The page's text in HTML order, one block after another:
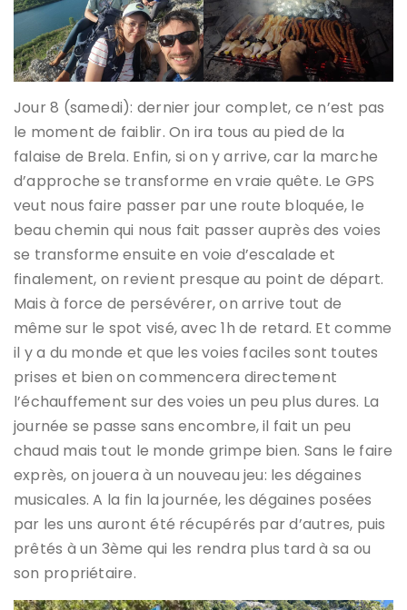
Jour 8 (samedi): dernier jour complet, ce n’est pas
le moment de faiblir. On ira tous au pied de la
falaise de Brela. Enfin, si on y arrive, car la marche
d’approche se transforme en vraie quête. Le GPS
veut nous faire passer par une route bloquée, le
beau chemin qui nous fait passer auprès des voies
se transforme ensuite en voie d’escalade et
finalement, on revient presque au point de départ.
Mais à force de persévérer, on arrive tout de
même sur le spot visé, avec 1h de retard. Et comme
il y a du monde et que les voies faciles sont toutes
prises et bien on commencera directement
l’échauffement sur des voies un peu plus dures. La
journée se passe sans encombre, il fait un peu
chaud mais tout le monde grimpe bien. Sans le faire
exprès, on jouera à un nouveau jeu: les dégaines
musicales. A la fin la journée, les dégaines posées
par les uns auront été récupérés par d’autres, puis
prêtés à un 3ème qui les rendra plus tard à sa ou
son propriétaire.